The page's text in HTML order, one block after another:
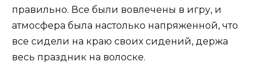
правильно. Все были вовлечены в игру, и
атмосфера была настолько напряженной, что
все сидели на краю своих сидений, держа
весь праздник на волоске.